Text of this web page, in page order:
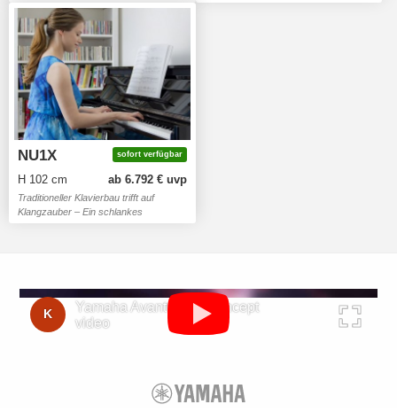
Hinsicht die Anforderungen selbst der
anspruchsvollsten Pianisten
eleganten Kurven, die das N1X zu
sofort verfügbar
NU1X
H 102 cm ab 6.792 € uvp
Traditioneller Klavierbau trifft auf
Klangzauber – Ein schlankes
AvantGrand das die Grenzen
K
Yamaha AvantGrand concept
video